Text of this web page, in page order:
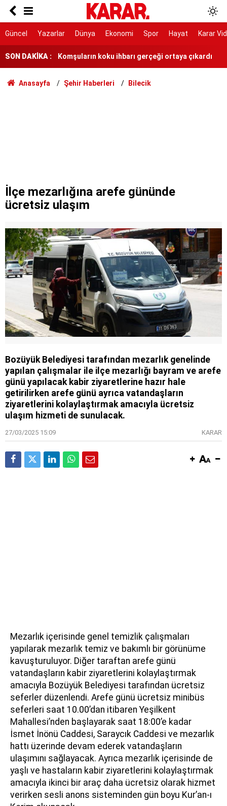
Güncel Yazarlar Dünya Ekonomi Spor Hayat Karar
SON DAKİKA :
Okula dönüş için verilen süre belli oldu
Komşuların koku ihbarı gerçeği ortaya çıkardı
YKS tercihleri yarın sona eriyor
Ankara'da drift yapanlara milyonluk ceza
Açıktan memur alımı olacak mı, Hangi rütbeler
açıldı?
Anasayfa Şehir Haberleri Bilecik
İlçe mezarlığına arefe gününde
ücretsiz ulaşım
Bozüyük Belediyesi tarafından mezarlık genelinde
yapılan çalışmalar ile ilçe mezarlığı bayram ve arefe
günü yapılacak kabir ziyaretlerine hazır hale
getirilirken arefe günü ayrıca vatandaşların
ziyaretlerini kolaylaştırmak amacıyla ücretsiz
ulaşım hizmeti de sunulacak.
27/03/2025 15:09 KARAR
Mezarlık içerisinde genel temizlik çalışmaları
yapılarak mezarlık temiz ve bakımlı bir görünüme
kavuşturuluyor. Diğer taraftan arefe günü
vatandaşların kabir ziyaretlerini kolaylaştırmak
amacıyla Bozüyük Belediyesi tarafından ücretsiz
seferler düzenlendi. Arefe günü ücretsiz minibüs
seferleri saat 10.00’dan itibaren Yeşilkent
Mahallesi’nden başlayarak saat 18:00’e kadar
İsmet İnönü Caddesi, Saraycık Caddesi ve mezarlık
hattı üzerinde devam ederek vatandaşların
ulaşımını sağlayacak. Ayrıca mezarlık içerisinde de
yaşlı ve hastaların kabir ziyaretlerini kolaylaştırmak
amacıyla ikinci bir araç daha ücretsiz olarak hizmet
verirken sesli anons sisteminden gün boyu Kur’an-ı